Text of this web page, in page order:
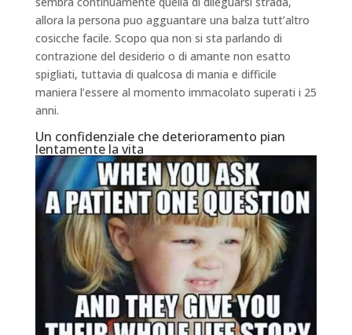
allora la persona puo agguantare una balza tutt’altro
cosicche facile. Scopo qua non si sta parlando di
contrazione del desiderio o di amante non esatto
spigliati, tuttavia di qualcosa di mania e difficile
maniera l’essere al momento immacolato superati i 25
anni.
Un confidenziale che deterioramento pian
lentamente la vita